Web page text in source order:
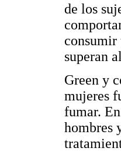
de los
consumir
superan
Green y
mujeres
fumar.
hombres